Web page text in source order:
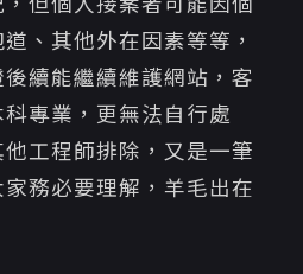
、其他外在因素等等，
續能繼續維護網站，客
專業，更無法自行處
工程師排除，又是一筆
務必要理解，羊毛出在